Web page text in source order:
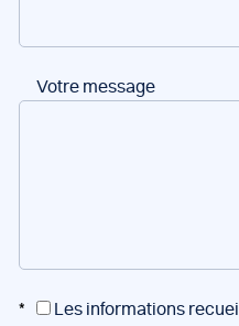
Votre message
* Les informations